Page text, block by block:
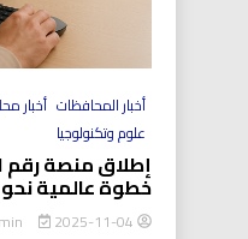
أخبار المحافظات أخبار
علوم وتكنولوجيا
خطوة عالمية نحو
2025-11-04